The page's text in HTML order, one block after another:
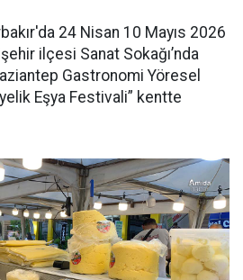
24 Nisan 10 Mayıs 2026
ilçesi Sanat Sokağı’nda
Gastronomi Yöresel
Eşya Festivali” kentte